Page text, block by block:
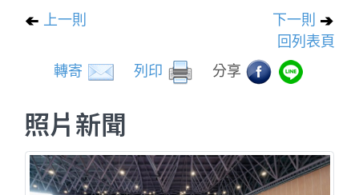
上一則
下一則
回列表頁
轉寄
列印 分享
照片新聞